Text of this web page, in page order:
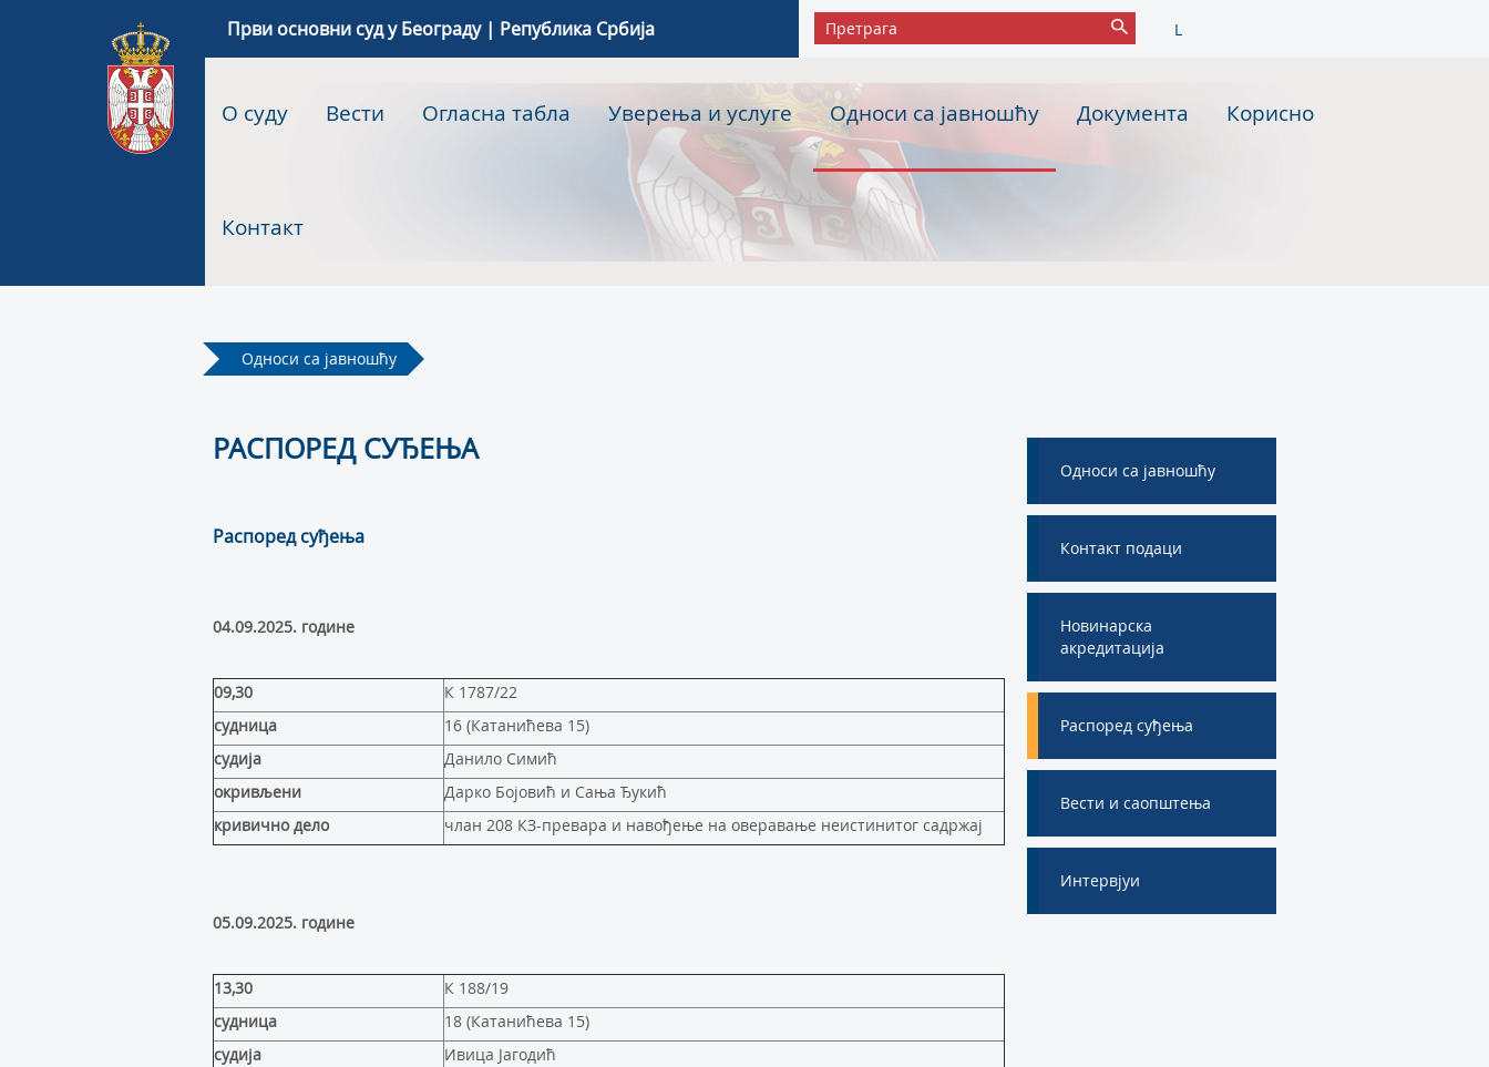
Први основни суд у Београду | Република Србија L
О суду Вести Огласна табла Уверења и услуге Односи са јавношћу Документа Корисно
Контакт
Односи са јавношћу
Односи са јавношћу
Контакт подаци
Новинарска
акредитација
Распоред суђења
Вести и саопштења
Интервјуи
РАСПОРЕД СУЂЕЊА
Распоред суђења
04.09.2025. године
09,30
К 1787/22
судница
16 (Катанићева 15)
судија
Данило Симић
окривљени
Дарко Бојовић и Сања Ђукић
кривично дело
члан 208 КЗ-превара и навођење на оверавање неистинитог садржај
05.09.2025. године
13,30
К 188/19
судница
18 (Катанићева 15)
судија
Ивица Јагодић